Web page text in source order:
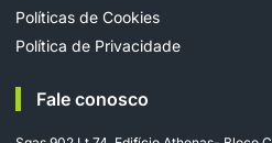
Políticas de Cookies
Política de Privacidade
Fale conosco